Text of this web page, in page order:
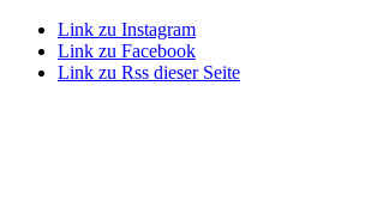
Link zu Instagram
Link zu Facebook
Link zu Rss dieser Seite